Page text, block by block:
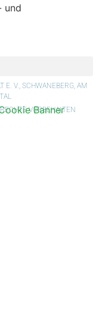
und
E. V., SCHWANEBERG, AM
VORBEHALTEN
Banner